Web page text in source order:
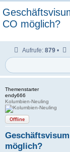
CO möglich?
Aufrufe: 879 •
Themenstarter
endy666
Kolumbien-Neuling
Offline
möglich?